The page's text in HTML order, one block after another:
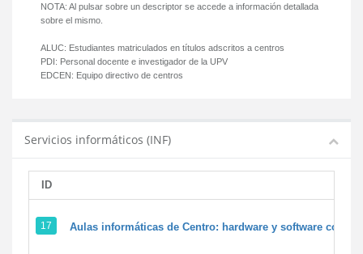
NOTA: Al pulsar sobre un descriptor se accede a información detallada
sobre el mismo.
ALUC: Estudiantes matriculados en títulos adscritos a centros
PDI: Personal docente e investigador de la UPV
EDCEN: Equipo directivo de centros
Servicios informáticos (INF)
ID
17 Aulas informáticas de Centro: hardware y software